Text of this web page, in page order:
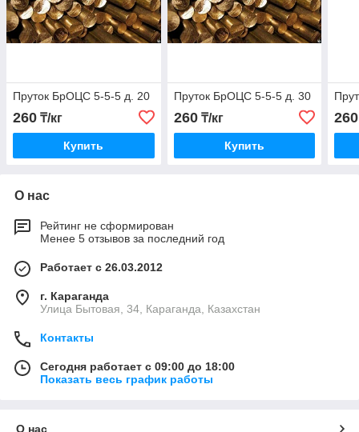
Пруток БрОЦС 5-5-5 д. 20
260 ₸/кг
Купить
Пруток БрОЦС 5-5-5 д. 30
260₸/кг
Купить
260
О нас
Рейтинг не сформирован
Менее 5 отзывов за последний год
Работает с 26.03.2012
г. Караганда
Улица Бытовая, 34, Караганда, Казахстан
Контакты
Сегодня работает с 09:00 до 18:00
Показать весь график работы
О нас